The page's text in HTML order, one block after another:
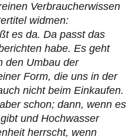
Verbraucherwissen
widmen:
es da. Da passt das
habe. Es geht
den Umbau der
Form, die uns in der
nicht beim Einkaufen.
schon; dann, wenn es
und Hochwasser
herrscht, wenn